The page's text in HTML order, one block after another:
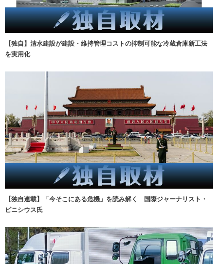
【独自】清水建設が建設・維持管理コストの抑制可能な冷蔵倉庫新工法
を実用化
【独自連載】「今そこにある危機」を読み解く 国際ジャーナリスト・
ビニシウス氏